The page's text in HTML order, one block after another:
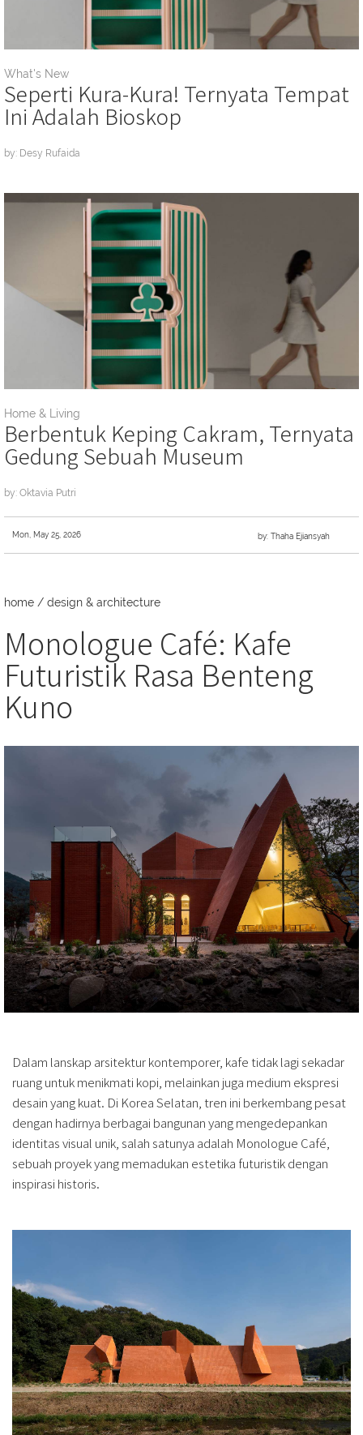
What's New
Seperti Kura-Kura! Ternyata Tempat
Ini Adalah Bioskop
by: Desy Rufaida
Home & Living
Berbentuk Keping Cakram, Ternyata
Gedung Sebuah Museum
by: Oktavia Putri
Mon, May 25, 2026 by: Thaha Ejiansyah
home / design & architecture
Monologue Café: Kafe
Futuristik Rasa Benteng
Kuno
Dalam lanskap arsitektur kontemporer, kafe tidak lagi sekadar
ruang untuk menikmati kopi, melainkan juga medium ekspresi
desain yang kuat. Di Korea Selatan, tren ini berkembang pesat
dengan hadirnya berbagai bangunan yang mengedepankan
identitas visual unik, salah satunya adalah Monologue Café,
sebuah proyek yang memadukan estetika futuristik dengan
inspirasi historis.